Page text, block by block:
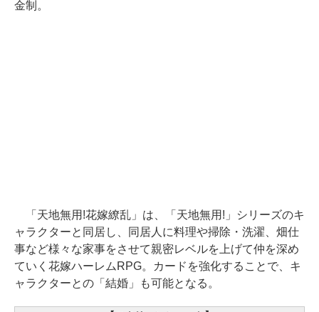
金制。
「天地無用!花嫁繚乱」は、「天地無用!」シリーズのキ
ャラクターと同居し、同居人に料理や掃除・洗濯、畑仕
事など様々な家事をさせて親密レベルを上げて仲を深め
ていく花嫁ハーレムRPG。カードを強化することで、キ
ャラクターとの「結婚」も可能となる。